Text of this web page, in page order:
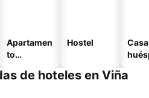
Apartamen
to
o
Hostel
de hoteles en Viña